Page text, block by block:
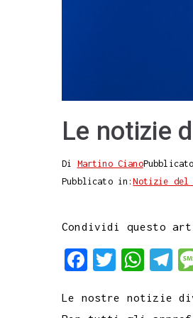
Le notizie
Di Martino Ciano
Pubblicato in:Notizie del
Condividi questo
F
c
T
i
W
a
T
l
Le nostre notizie